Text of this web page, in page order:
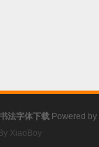
法字体下载 Powered by
XiaoBoy